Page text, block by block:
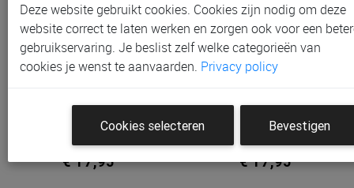
Herinneringsdoos
Speelkoffertje | Nostalgi…
€ 17,95
Herinneringsdoos
Speelkoffertje | Roarsome
€ 17,95
Deze website gebruikt cookies. Cookies zijn nodig om deze
website correct te laten werken en zorgen ook voor een
gebruikservaring. Je beslist zelf welke categorieën van
cookies je wenst te aanvaarden. Privacy policy
Cookies selecteren Bevestigen